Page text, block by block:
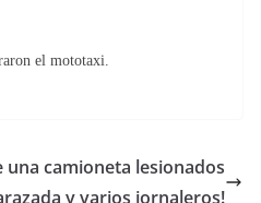
el mototaxi.
una camioneta lesionados
y varios jornaleros!